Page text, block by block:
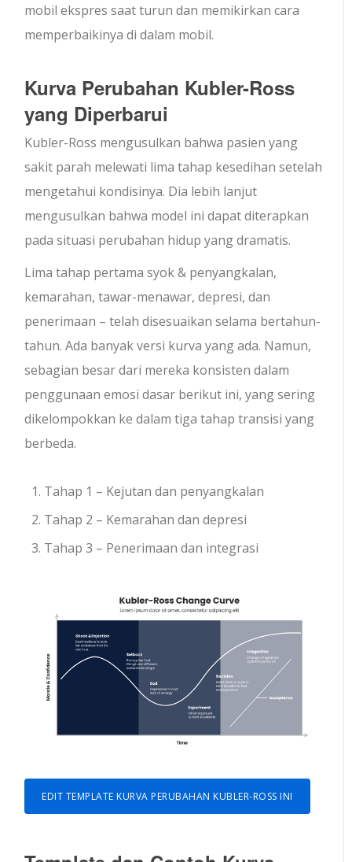
mobil ekspres saat turun dan memikirkan cara
memperbaikinya di dalam mobil.
Kurva Perubahan Kubler-Ross
yang Diperbarui
Kubler-Ross mengusulkan bahwa pasien yang
sakit parah melewati lima tahap kesedihan setelah
mengetahui kondisinya. Dia lebih lanjut
mengusulkan bahwa model ini dapat diterapkan
pada situasi perubahan hidup yang dramatis.
Lima tahap pertama syok & penyangkalan,
kemarahan, tawar-menawar, depresi, dan
penerimaan – telah disesuaikan selama bertahun-
tahun. Ada banyak versi kurva yang ada. Namun,
sebagian besar dari mereka konsisten dalam
penggunaan emosi dasar berikut ini, yang sering
dikelompokkan ke dalam tiga tahap transisi yang
berbeda.
Tahap 1 – Kejutan dan penyangkalan
Tahap 2 – Kemarahan dan depresi
Tahap 3 – Penerimaan dan integrasi
EDIT TEMPLATE KURVA PERUBAHAN KUBLER-ROSS INI